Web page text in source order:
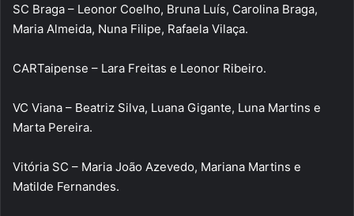
SC Braga – Leonor Coelho, Bruna Luís, Carolina Braga,
Maria Almeida, Nuna Filipe, Rafaela Vilaça.
CARTaipense – Lara Freitas e Leonor Ribeiro.
VC Viana – Beatriz Silva, Luana Gigante, Luna Martins e
Marta Pereira.
Vitória SC – Maria João Azevedo, Mariana Martins e
Matilde Fernandes.